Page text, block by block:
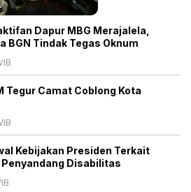
Dapur MBG Merajalela,
BGN Tindak Tegas Oknum
Tegur Camat Coblong Kota
Kebijakan Presiden Terkait
Disabilitas